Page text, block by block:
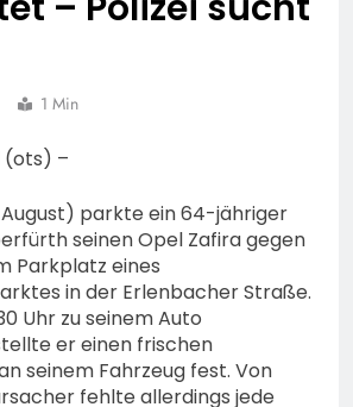
1 Min
(ots) –
parkte ein 64-jähriger
seinen Opel Zafira gegen
Parkplatz eines
in der Erlenbacher Straße.
Uhr zu seinem Auto
er einen frischen
seinem Fahrzeug fest. Von
fehlte allerdings jede